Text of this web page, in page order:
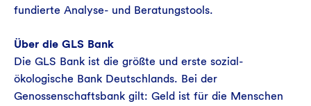
fundierte Analyse- und Beratungstools.
Über die GLS Bank
Die GLS Bank ist die größte und erste sozial-
ökologische Bank Deutschlands. Bei der
Genossenschaftsbank gilt: Geld ist für die Menschen